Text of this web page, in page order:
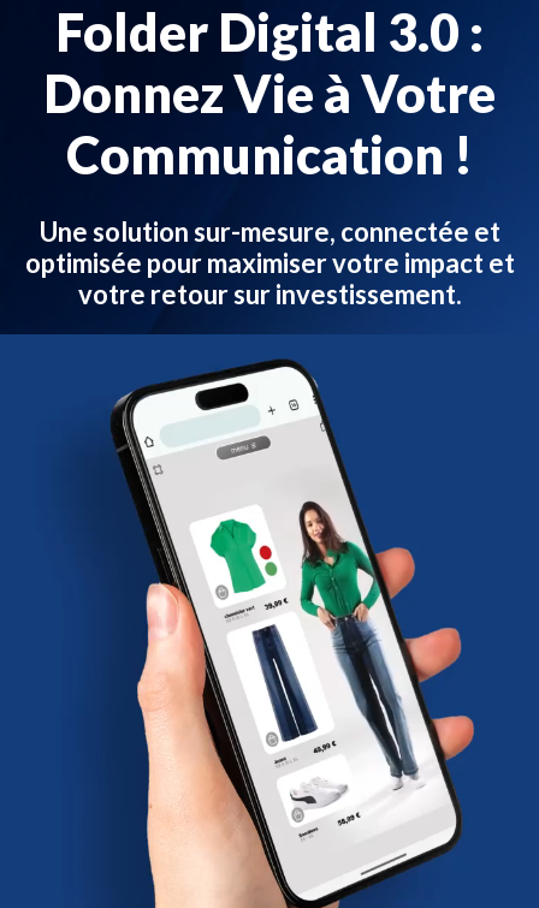
Folder Digital 3.0 :
Donnez Vie à Votre
Communication !
Une solution sur-mesure, connectée et
optimisée pour maximiser votre impact et
votre retour sur investissement.